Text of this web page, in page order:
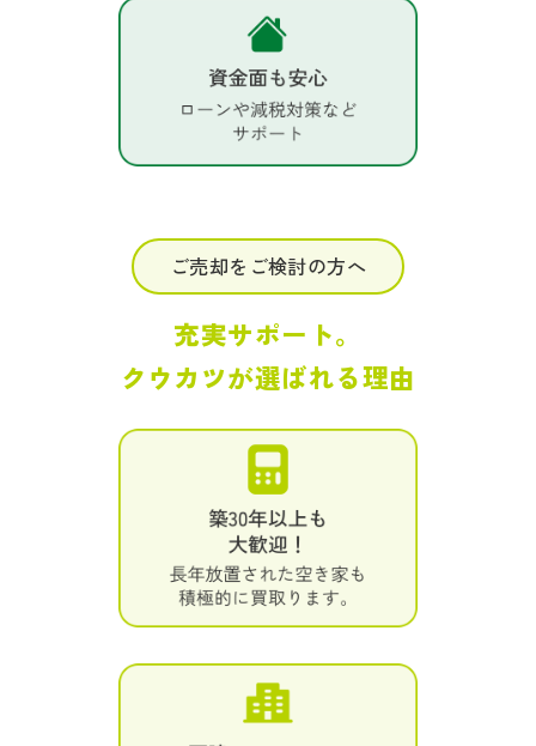
ご売却をご検討の方へ
充実サポート。
クウカツが選ばれる理由